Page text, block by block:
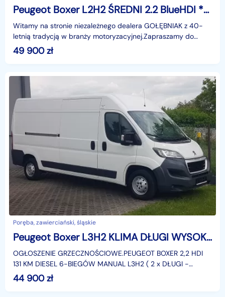
Peugeot Boxer L2H2 ŚREDNI 2.2 BlueHDI *PREMIUM*
Witamy na stronie niezależnego dealera GOŁĘBNIAK z 40-
letnią tradycją w branży motoryzacyjnej.Zapraszamy do
odwiedzenia salonu :poniedziałek - piątek 08:00 - 16
49 900zł
Poręba, zawierciański, śląskie
Peugeot Boxer L3H2 KLIMA DŁUGI WYSOKI KRAJOWY DMC 3500 KG
OGŁOSZENIE GRZECZNOŚCIOWE.PEUGEOT BOXER 2,2 HDI
131 KM DIESEL 6-BIEGÓW MANUAL L3H2 ( 2 x DŁUGI -
WYSOKI ) FURGON BLASZAK VAN KLIMATYZACJA DMC: 3500
KG KATEGORIA
44 900zł